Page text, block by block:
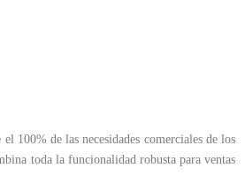
100% de las necesidades comerciales de los
toda la funcionalidad robusta para ventas